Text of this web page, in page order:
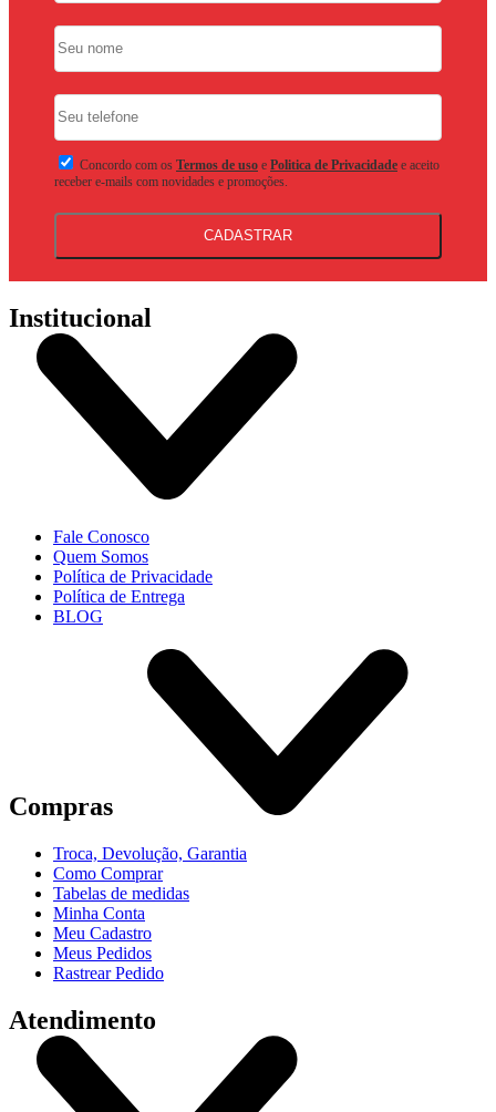
Concordo com os Termos de uso e Politica de Privacidade e aceito
receber e-mails com novidades e promoções.
CADASTRAR
Institucional
Fale Conosco
Quem Somos
Política de Privacidade
Política de Entrega
BLOG
Compras
Troca, Devolução, Garantia
Como Comprar
Tabelas de medidas
Minha Conta
Meu Cadastro
Meus Pedidos
Rastrear Pedido
Atendimento